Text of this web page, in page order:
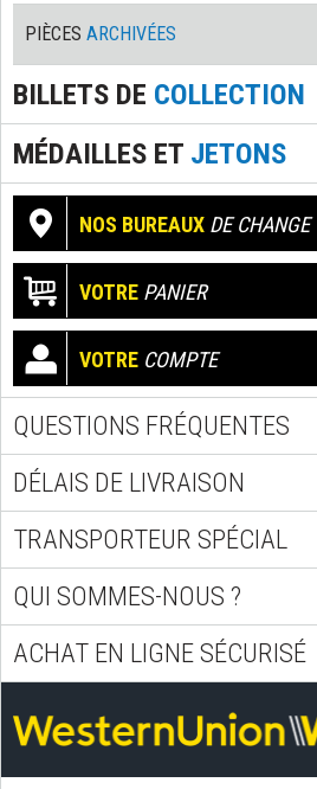
PIÈCES ARCHIVÉES
BILLETS DE COLLECTION
MÉDAILLES ET JETONS
NOS BUREAUX DE CHANGE
VOTRE PANIER
VOTRE COMPTE
QUESTIONS FRÉQUENTES
DÉLAIS DE LIVRAISON
TRANSPORTEUR SPÉCIAL
QUI SOMMES-NOUS ?
ACHAT EN LIGNE SÉCURISÉ